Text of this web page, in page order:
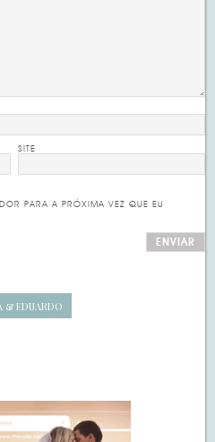
SITE
PARA A PRÓXIMA VEZ QUE EU
& EDUARDO